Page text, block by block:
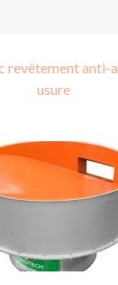
revêtement anti-
usure